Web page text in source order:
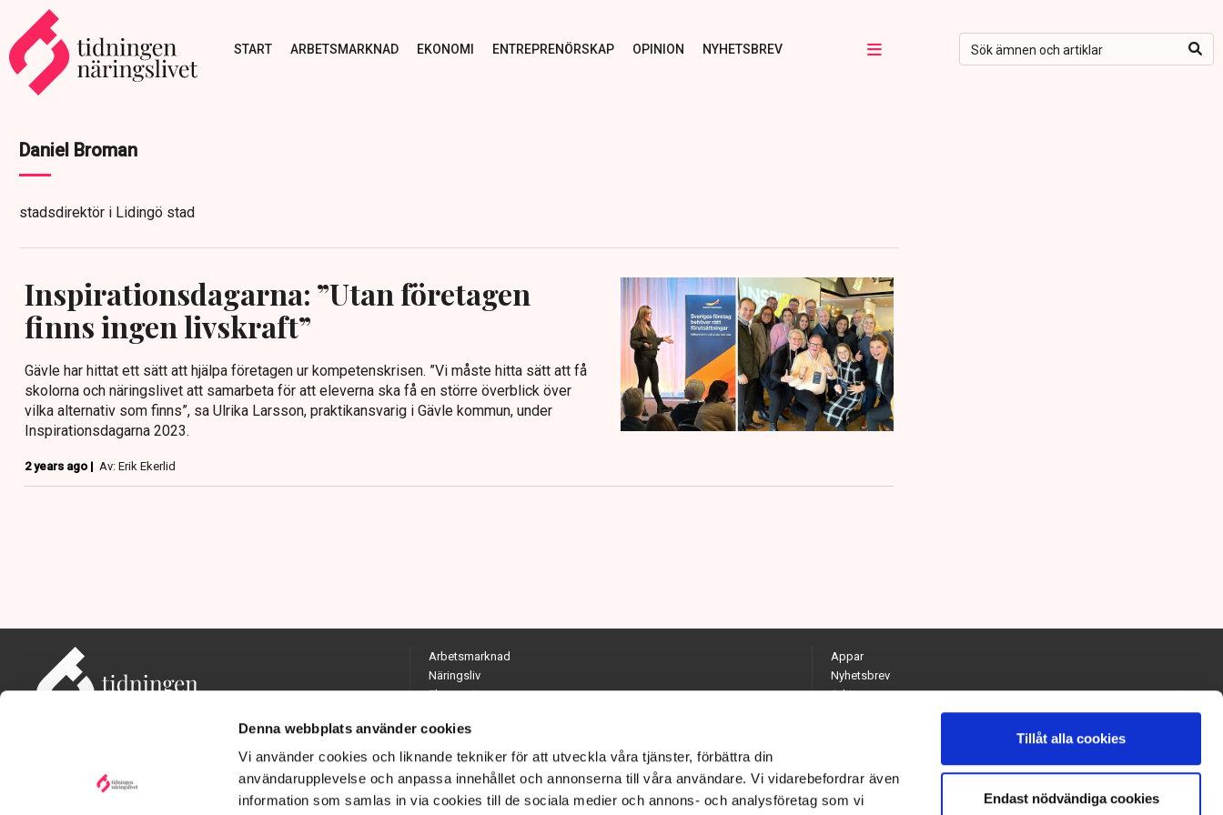
Denna webbplats använder cookies
Vi använder cookies och liknande tekniker för att utveckla våra tjänster, förbättra din
användarupplevelse och anpassa innehållet och annonserna till våra användare. Vi vidarebefordrar även
information som samlas in via cookies till de sociala medier och annons- och analysföretag som vi
Tillåt alla cookies
Endast nödvändiga cookies
START ARBETSMARKNAD EKONOMI ENTREPRENÖRSKAP OPINION NYHETSBREV
Daniel Broman
stadsdirektör i Lidingö stad
Inspirationsdagarna: ”Utan företagen
finns ingen livskraft”
Gävle har hittat ett sätt att hjälpa företagen ur kompetenskrisen. ”Vi måste hitta sätt att få
skolorna och näringslivet att samarbeta för att eleverna ska få en större överblick över
vilka alternativ som finns”, sa Ulrika Larsson, praktikansvarig i Gävle kommun, under
Inspirationsdagarna 2023.
2 years ago | Av: Erik Ekerlid
Adress: Tidningen Näringslivet, 114 82 Stockholm
Arbetsmarknad
Näringsliv
Ekonomi
Opinion
Hållbarhet
Utrikes
Quiz
Appar
Nyhetsbrev
Arkiv
Kontakta redaktionen
Chefredaktör och ansvarig utgivare: